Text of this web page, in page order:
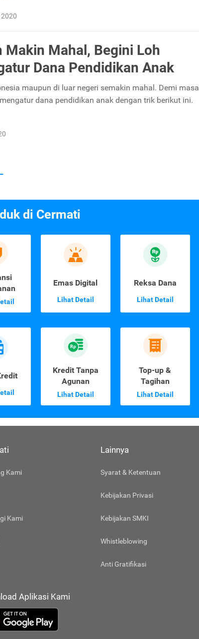
2020
Makin Mahal, Begini Loh
Dana Pendidikan Anak
maupun di luar negeri semakin mahal. Demi masa
dana pendidikan anak dengan trik berikut ini.
di Cermati
Emas Digital
Lihat Detail
Reksa Dana
Lihat Detail
Kredit Tanpa
Agunan
Lihat Detail
Top-up &
Tagihan
Lihat Detail
Kami
Kami
Lainnya
Syarat & Ketentuan
Kebijakan Privasi
Kebijakan SMKI
Whistleblowing
Anti Gratifikasi
Aplikasi Kami